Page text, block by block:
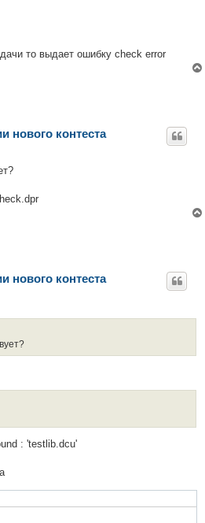
то выдает ошибку check error
нового контеста
нового контеста
: 'testlib.dcu'